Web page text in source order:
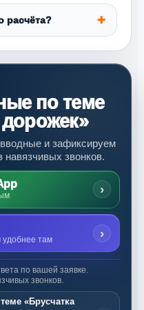
расчёта?
по теме
и зафиксируем
звонков.
›
удобнее там ›
по вашей заявке.
звонков.
«Брусчатка